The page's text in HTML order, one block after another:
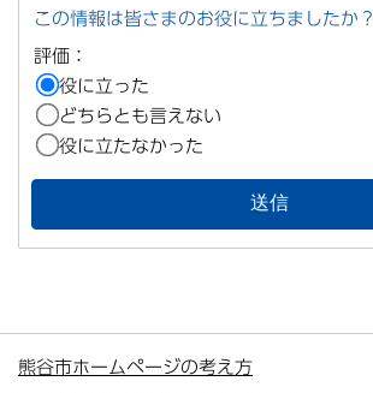
この情報は皆さまのお役に立ちましたか？
評価：
役に立った
どちらとも言えない
役に立たなかった
熊谷市ホームページの考え方